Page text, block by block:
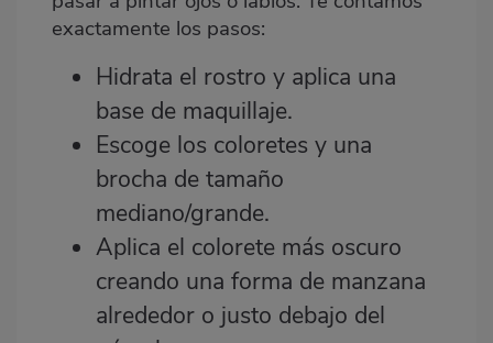
exactamente los pasos:
Hidrata el rostro y aplica una
base de maquillaje.
Escoge los coloretes y una
brocha de tamaño
mediano/grande.
Aplica el colorete más oscuro
creando una forma de manzana
alrededor o justo debajo del